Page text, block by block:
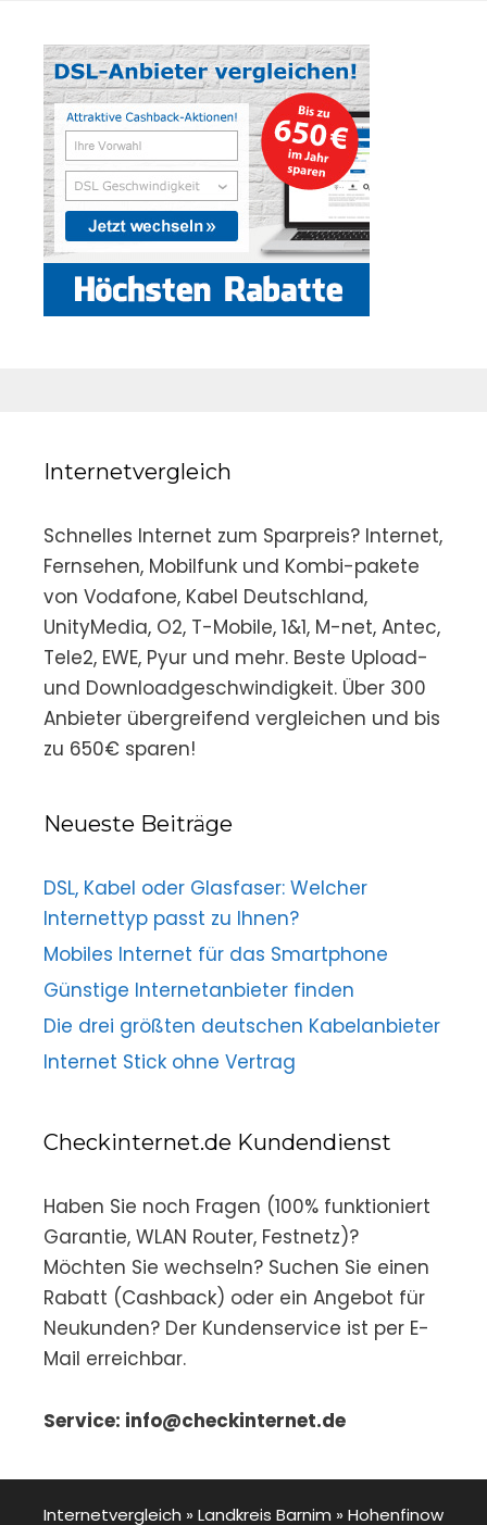
Internetvergleich
Schnelles Internet zum Sparpreis? Internet,
Fernsehen, Mobilfunk und Kombi-pakete
von Vodafone, Kabel Deutschland,
UnityMedia, O2, T-Mobile, 1&1, M-net, Antec,
Tele2, EWE, Pyur und mehr. Beste Upload-
und Downloadgeschwindigkeit. Über 300
Anbieter übergreifend vergleichen und bis
zu 650€ sparen!
Neueste Beiträge
DSL, Kabel oder Glasfaser: Welcher
Internettyp passt zu Ihnen?
Mobiles Internet für das Smartphone
Günstige Internetanbieter finden
Die drei größten deutschen Kabelanbieter
Internet Stick ohne Vertrag
Checkinternet.de Kundendienst
Haben Sie noch Fragen (100% funktioniert
Garantie, WLAN Router, Festnetz)?
Möchten Sie wechseln? Suchen Sie einen
Rabatt (Cashback) oder ein Angebot für
Neukunden? Der Kundenservice ist per E-
Mail erreichbar.
Service: info@checkinternet.de
Internetvergleich » Landkreis Barnim » Hohenfinow